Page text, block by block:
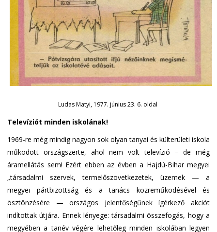
Ludas Matyi, 1977. június 23. 6. oldal
Televíziót minden iskolának!
1969-re még mindig nagyon sok olyan tanyai és külterületi iskola
működött országszerte, ahol nem volt televízió – de még
áramellátás sem! Ezért ebben az évben a Hajdú-Bihar megyei
„társadalmi szervek, termelőszövetkezetek, üzemek — a
megyei pártbizottság és a tanács közreműködésével és
ösztönzésére — országos jelentőségűnek ígérkező akciót
indítottak útjára. Ennek lényege: társadalmi összefogás, hogy a
megyében a tanév végére lehetőleg minden iskolában legyen